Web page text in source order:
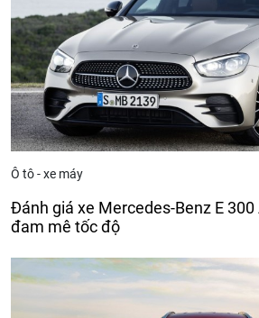
Ô tô - xe máy
Đánh giá xe Mercedes-Benz E
đam mê tốc độ